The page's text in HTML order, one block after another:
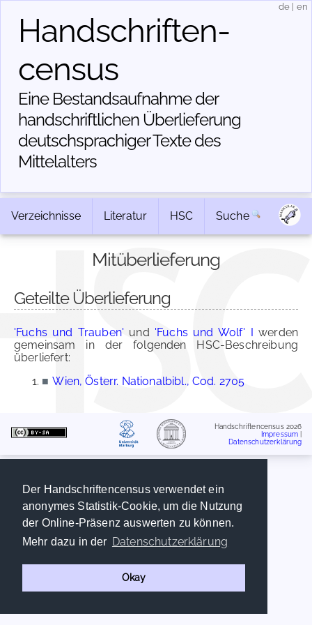
Der Handschriftencensus verwendet ein
anonymes Statistik-Cookie, um die Nutzung
der Online-Präsenz auswerten zu können.
Mehr dazu in der Datenschutzerklärung
Okay
Handschriften­
census
Eine Bestandsaufnahme der
handschriftlichen Über­lieferung
deutschsprachiger Texte des
Mittelalters
de en
Verzeichnisse Literatur HSC Suche
Mitüberlieferung
Geteilte Überlieferung
'Fuchs und Trauben' und 'Fuchs und Wolf' I werden
gemeinsam in der folgenden HSC-Beschreibung
überliefert:
■ Wien, Österr. Nationalbibl., Cod. 2705
Handschriftencensus 2026
Impressum
Datenschutzerklärung